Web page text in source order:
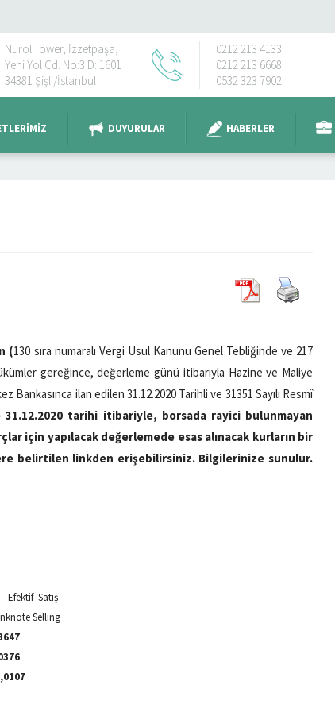
Nurol Tower, İzzetpaşa,
Yeni Yol Cd. No:3 D: 1601
34381 Şişli/İstanbul
0212 213 4133
0212 213 6668
0532 323 7902
DUYURULAR HABERLER
(130 sıra numaralı Vergi Usul Kanunu Genel Tebliğinde ve 217
gereğince, değerleme günü itibarıyla Hazine ve Maliye
Bankasınca ilan edilen 31.12.2020 Tarihli ve 31351 Sayılı Resmî
31.12.2020 tarihi itibariyle, borsada rayici bulunmayan
için yapılacak değerlemede esas alınacak kurların bir
belirtilen linkden erişebilirsiniz. Bilgilerinize sunulur.
Satış
Selling